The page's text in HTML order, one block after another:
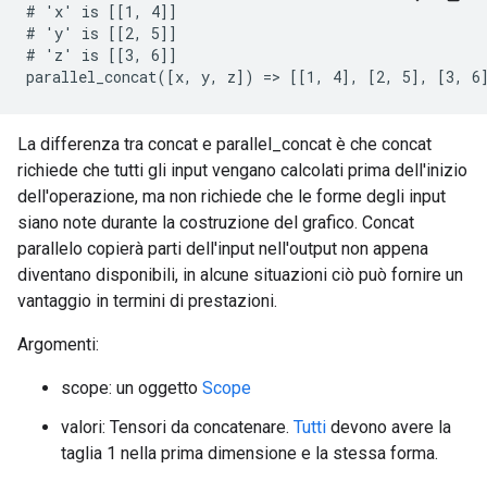
# 'x' is [[1, 4]]
# 'y' is [[2, 5]]
# 'z' is [[3, 6]]
parallel_concat([x, y, z]) => [[1, 4], [2, 5], [3,
La differenza tra concat e parallel_concat è che concat
richiede che tutti gli input vengano calcolati prima dell'inizio
dell'operazione, ma non richiede che le forme degli input
siano note durante la costruzione del grafico. Concat
parallelo copierà parti dell'input nell'output non appena
diventano disponibili, in alcune situazioni ciò può fornire un
vantaggio in termini di prestazioni.
Argomenti:
scope: un oggetto Scope
valori: Tensori da concatenare. Tutti devono avere la
taglia 1 nella prima dimensione e la stessa forma.